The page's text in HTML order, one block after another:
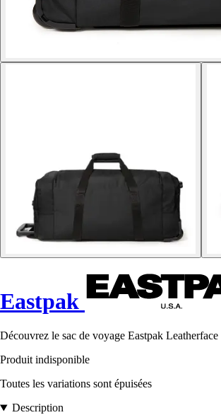
Eastpak
Découvrez le sac de voyage Eastpak
Produit indisponible
Toutes les variations sont épuisées
Description